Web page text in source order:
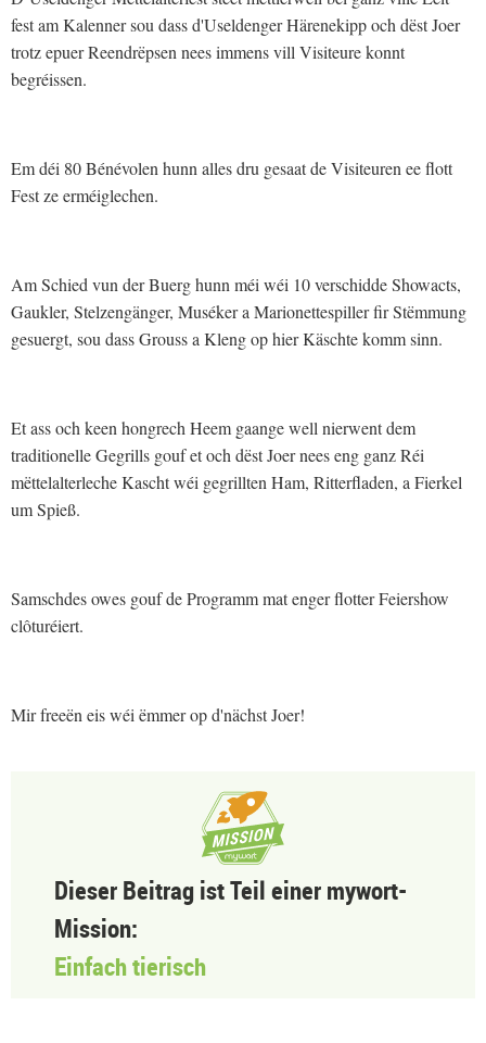
fest am Kalenner sou dass d'Useldenger Härenekipp och dëst Joer
trotz epuer Reendrëpsen nees immens vill Visiteure konnt
begréissen.
Em déi 80 Bénévolen hunn alles dru gesaat de Visiteuren ee flott
Fest ze erméiglechen.
Am Schied vun der Buerg hunn méi wéi 10 verschidde Showacts,
Gaukler, Stelzengänger, Muséker a Marionettespiller fir Stëmmung
gesuergt, sou dass Grouss a Kleng op hier Käschte komm sinn.
Et ass och keen hongrech Heem gaange well nierwent dem
traditionelle Gegrills gouf et och dëst Joer nees eng ganz Réi
mëttelalterleche Kascht wéi gegrillten Ham, Ritterfladen, a Fierkel
um Spieß.
Samschdes owes gouf de Programm mat enger flotter Feiershow
clôturéiert.
Mir freeën eis wéi ëmmer op d'nächst Joer!
Dieser Beitrag ist Teil einer mywort-
Mission:
Einfach tierisch